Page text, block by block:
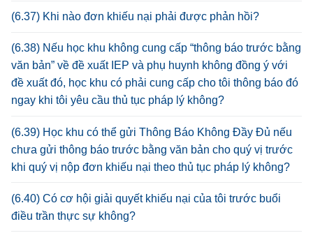
(6.37) Khi nào đơn khiếu nại phải được phản hồi?
(6.38) Nếu học khu không cung cấp “thông báo trước bằng
văn bản” về đề xuất IEP và phụ huynh không đồng ý với
đề xuất đó, học khu có phải cung cấp cho tôi thông báo đó
ngay khi tôi yêu cầu thủ tục pháp lý không?
(6.39) Học khu có thể gửi Thông Báo Không Đầy Đủ nếu
chưa gửi thông báo trước bằng văn bản cho quý vị trước
khi quý vị nộp đơn khiếu nại theo thủ tục pháp lý không?
(6.40) Có cơ hội giải quyết khiếu nại của tôi trước buổi
điều trần thực sự không?